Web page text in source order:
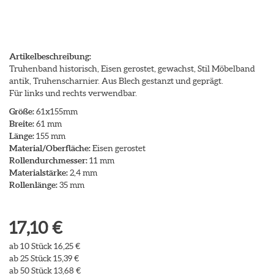
Artikelbeschreibung:
Truhenband historisch, Eisen gerostet, gewachst, Stil Möbelband
antik, Truhenscharnier. Aus Blech gestanzt und geprägt.
Für links und rechts verwendbar.
Größe:61x155mm
Breite:61 mm
Länge:155 mm
Material/Oberfläche:Eisen gerostet
Rollendurchmesser:11 mm
Materialstärke:2,4 mm
Rollenlänge:35 mm
17,10 €
ab 10 Stück 16,25 €
ab 25 Stück 15,39 €
ab 50 Stück 13,68 €